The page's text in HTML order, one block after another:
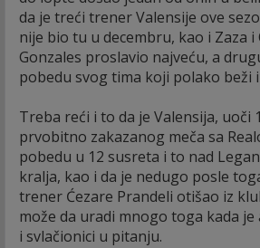
da je treći trener Valensije ove
nije bio tu u decembru, kao i Zaza
Gonzales proslavio najveću, a
pobedu svog tima koji polako beži
Treba reći i to da je Valensija, uoči
prvobitno zakazanog meča sa
pobedu u 12 susreta i to nad
kralja, kao i da je nedugo posle
trener Ćezare Prandeli otišao iz
može da uradi mnogo toga kada
i svlačionici u pitanju.